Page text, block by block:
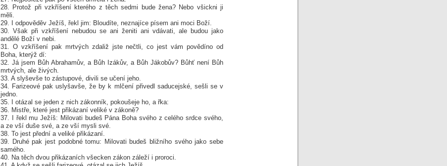
28. Protož při vzkříšení kterého z těch sedmi bude žena? Nebo všickni ji
měli.
29. I odpověděv Ježíš, řekl jim: Bloudíte, neznajíce písem ani moci Boží.
30. Však při vzkříšení nebudou se ani ženiti ani vdávati, ale budou jako
andělé Boží v nebi.
31. O vzkříšení pak mrtvých zdaliž jste nečtli, co jest vám povědíno od
Boha, kterýž dí:
32. Já jsem Bůh Abrahamův, a Bůh Izákův, a Bůh Jákobův? Bůhť není Bůh
mrtvých, ale živých.
33. A slyševše to zástupové, divili se učení jeho.
34. Farizeové pak uslyšavše, že by k mlčení přivedl saducejské, sešli se v
jedno.
35. I otázal se jeden z nich zákonník, pokoušeje ho, a řka:
36. Mistře, které jest přikázaní veliké v zákoně?
37. I řekl mu Ježíš: Milovati budeš Pána Boha svého z celého srdce svého,
a ze vší duše své, a ze vší mysli své.
38. To jest přední a veliké přikázaní.
39. Druhé pak jest podobné tomu: Milovati budeš bližního svého jako sebe
samého.
40. Na těch dvou přikázaních všecken zákon záleží i proroci.